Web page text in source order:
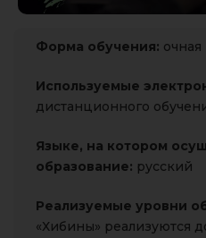
Форма обучения: очная
Используемые
дистанционного
Языке, на котором
образование: русский
Реализуемые уровни
«Хибины» реализуются